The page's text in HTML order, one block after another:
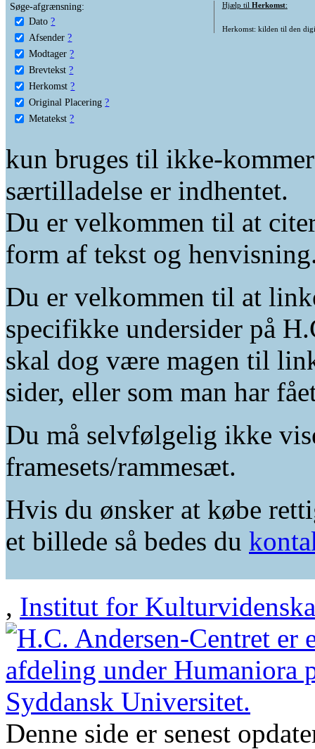
Søge-afgrænsning:
Dato ?
Afsender ?
Modtager ?
Brevtekst ?
Herkomst ?
Original Placering ?
Metatekst ?
Hjælp til Herkomst:
Herkomst: kilden til den
kun bruges til ikke-
særtilladelse er indhentet.
Du er velkommen til at
form af tekst og
Du er velkommen til at
specifikke undersider på
skal dog være magen til
sider, eller som man har
Du må selvfølgelig ikke
framesets/rammesæt.
Hvis du ønsker at købe
et billede så bedes du
, Institut for
Denne side er senest